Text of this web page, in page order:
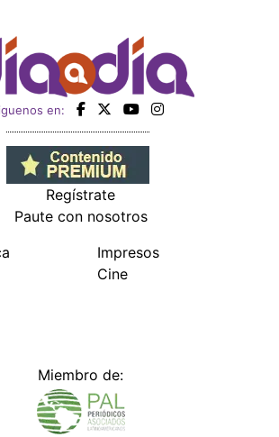
en:
Regístrate
Paute con nosotros
Impresos
Cine
Miembro de: